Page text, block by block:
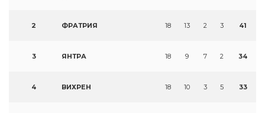
2 ФРАТРИЯ 18 13 2 3 41
3 ЯНТРА 18 9 7 2 34
4 ВИХРЕН 18 10 3 5 33